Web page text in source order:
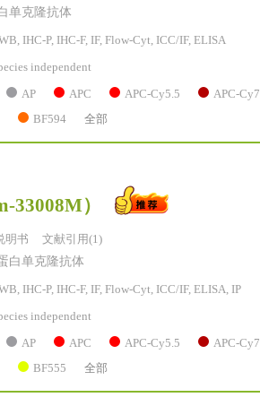
单克隆抗体
IHC-P, IHC-F, IF, Flow-Cyt, ICC/IF, ELISA
independent
AP APC APC-Cy5.5 APC-Cy7
BF594 全部
33008M）
明书 文献引用(1)
白单克隆抗体
IHC-P, IHC-F, IF, Flow-Cyt, ICC/IF, ELISA, IP
independent
AP APC APC-Cy5.5 APC-Cy7
BF555 全部